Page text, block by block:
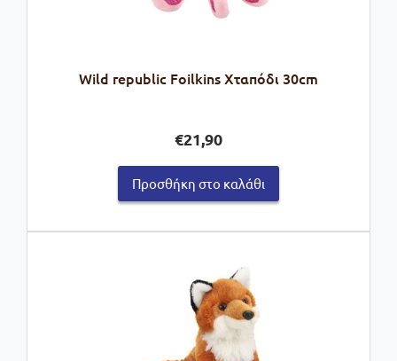
Wild republic Foilkins Χταπόδι 30cm
€21,90
Προσθήκη στο καλάθι